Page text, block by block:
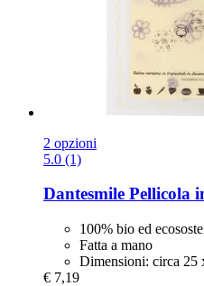
2 opzioni
5.0 (1)
Dantesmile Pellicola
100% bio ed
Fatta a mano
Dimensioni: circa 25
€ 7,19